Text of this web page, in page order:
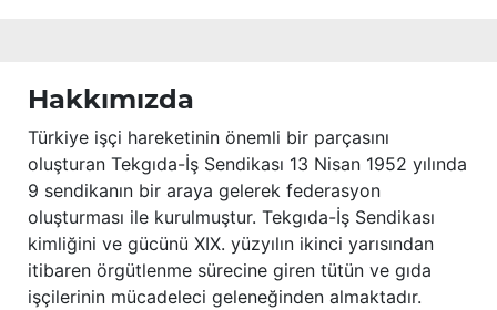
Hakkımızda
Türkiye işçi hareketinin önemli bir parçasını
oluşturan Tekgıda-İş Sendikası 13 Nisan 1952 yılında
9 sendikanın bir araya gelerek federasyon
oluşturması ile kurulmuştur. Tekgıda-İş Sendikası
kimliğini ve gücünü XIX. yüzyılın ikinci yarısından
itibaren örgütlenme sürecine giren tütün ve gıda
işçilerinin mücadeleci geleneğinden almaktadır.